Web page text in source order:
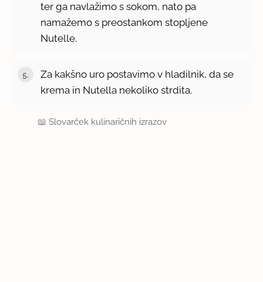
ter ga navlažimo s sokom, nato pa
namažemo s preostankom stopljene
Nutelle.
Za kakšno uro postavimo v hladilnik, da se
krema in Nutella nekoliko strdita.
📖Slovarček kulinaričnih izrazov